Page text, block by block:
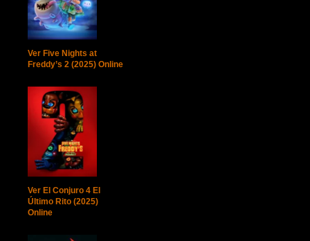
Ver Five Nights at
Freddy’s 2 (2025) Online
Ver El Conjuro 4 El
Último Rito (2025)
Online